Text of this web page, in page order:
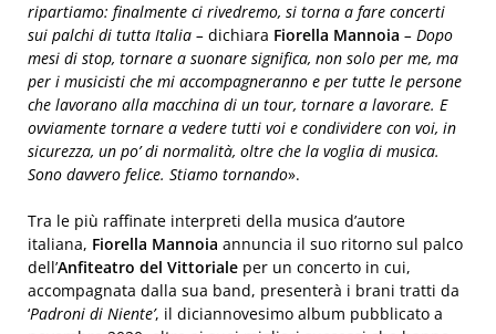
ripartiamo: finalmente ci rivedremo, si torna a fare concerti
sui palchi di tutta Italia – dichiara Fiorella Mannoia – Dopo
mesi di stop, tornare a suonare significa, non solo per me, ma
per i musicisti che mi accompagneranno e per tutte le persone
che lavorano alla macchina di un tour, tornare a lavorare. E
ovviamente tornare a vedere tutti voi e condividere con voi, in
sicurezza, un po’ di normalità, oltre che la voglia di musica.
Sono davvero felice. Stiamo tornando».
Tra le più raffinate interpreti della musica d’autore
italiana, Fiorella Mannoia annuncia il suo ritorno sul palco
dell’Anfiteatro del Vittoriale per un concerto in cui,
accompagnata dalla sua band, presenterà i brani tratti da
‘Padroni di Niente’, il diciannovesimo album pubblicato a